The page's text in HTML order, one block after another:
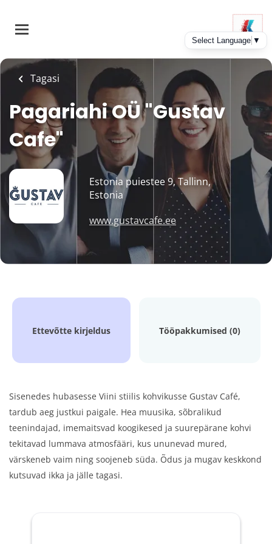
main
Tagasi
Pagariahi OÜ "Gustav
Cafe"
Estonia puiestee 9, Tallinn,
Estonia
www.gustavcafe.ee
Ettevõtte kirjeldus Tööpakkumised (0)
Sisenedes hubasesse Viini stiilis kohvikusse Gustav Café,
tardub aeg justkui paigale. Hea muusika, sõbralikud
teenindajad, imemaitsvad koogikesed ja suurepärane kohvi
tekitavad lummava atmosfääri, kus ununevad mured,
värskeneb vaim ning soojeneb süda. Õdus ja mugav keskkond
kutsuvad ikka ja jälle tagasi.